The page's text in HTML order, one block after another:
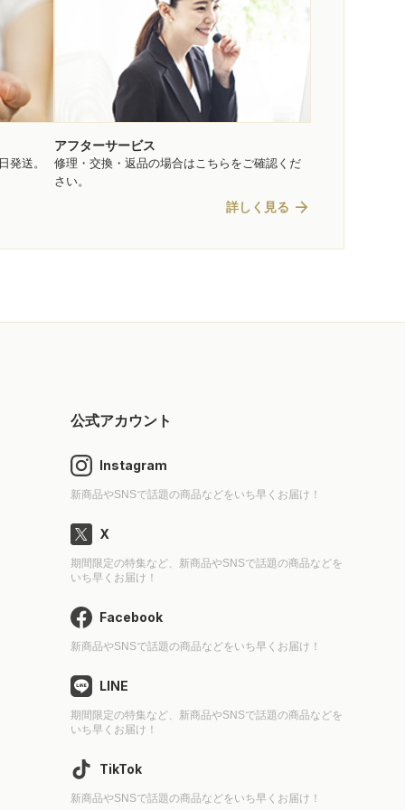
発送。
アフターサービス
修理・交換・返品の場合はこちらをご確認くだ
さい。
詳しく見る arrow_forward
公式アカウント
Instagram
新商品やSNSで話題の商品などをいち早くお届け！
X
期間限定の特集など、新商品やSNSで話題の商品などを
いち早くお届け！
Facebook
新商品やSNSで話題の商品などをいち早くお届け！
LINE
期間限定の特集など、新商品やSNSで話題の商品などを
いち早くお届け！
TikTok
新商品やSNSで話題の商品などをいち早くお届け！